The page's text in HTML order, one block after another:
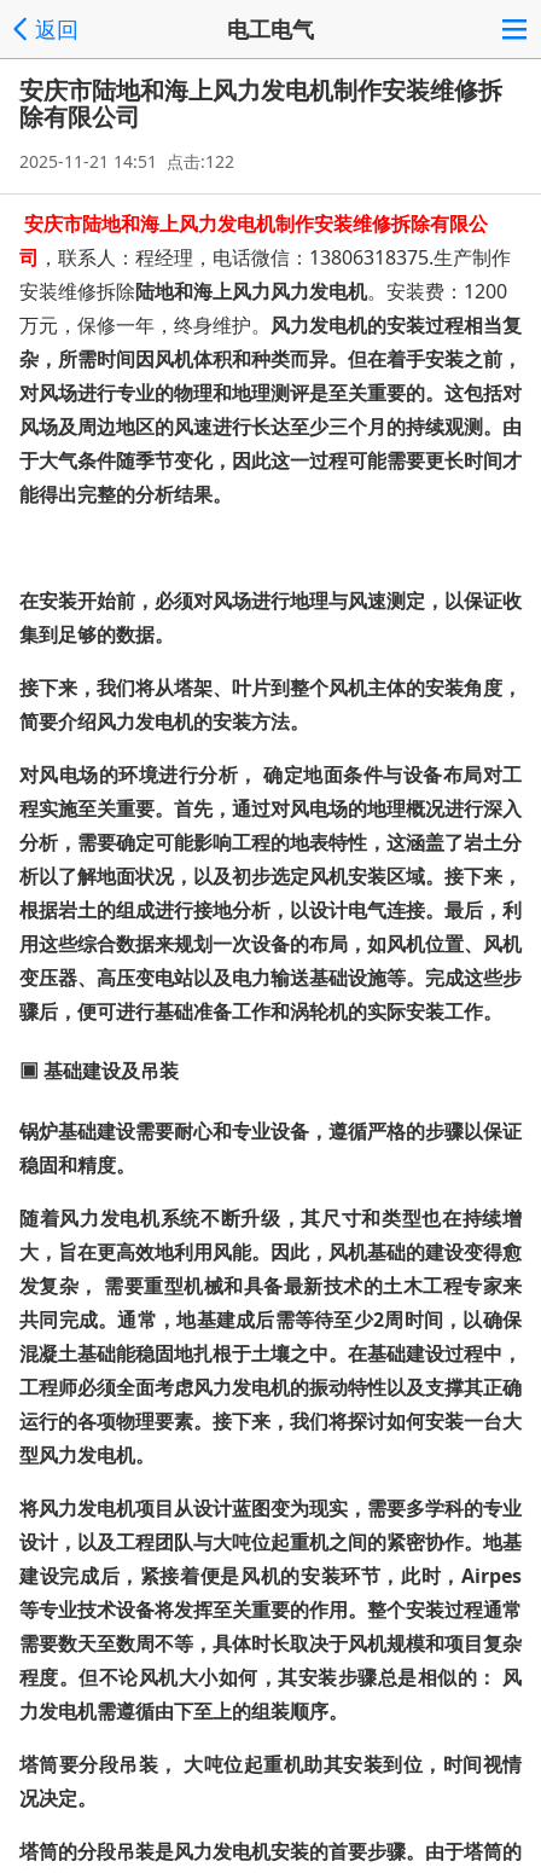
返回 电工电气
安庆市陆地和海上风力发电机制作安装维修拆
除有限公司
2025-11-21 14:51 点击:122
安庆市陆地和海上风力发电机制作安装维修拆除有限公
司 ，联系人：程经理，电话微信：13806318375.生产制作
安装维修拆除陆地和海上风力风力发电机。安装费：1200
万元，保修一年，终身维护。 风力发电机的安装过程相当复
杂，所需时间因风机体积和种类而异。但在着手安装之前，
对风场进行专业的物理和地理测评是至关重要的。这包括对
风场及周边地区的风速进行长达至少三个月的持续观测。由
于大气条件随季节变化，因此这一过程可能需要更长时间才
能得出完整的分析结果。
在安装开始前，必须对风场进行地理与风速测定，以保证收
集到足够的数据。
接下来，我们将从塔架、叶片到整个风机主体的安装角度，
简要介绍风力发电机的安装方法。
对风电场的环境进行分析， 确定地面条件与设备布局对工
程实施至关重要。首先，通过对风电场的地理概况进行深入
分析，需要确定可能影响工程的地表特性，这涵盖了岩土分
析以了解地面状况，以及初步选定风机安装区域。接下来，
根据岩土的组成进行接地分析，以设计电气连接。最后，利
用这些综合数据来规划一次设备的布局，如风机位置、风机
变压器、高压变电站以及电力输送基础设施等。完成这些步
骤后，便可进行基础准备工作和涡轮机的实际安装工作。
▣ 基础建设及吊装
锅炉基础建设需要耐心和专业设备，遵循严格的步骤以保证
稳固和精度。
随着风力发电机系统不断升级，其尺寸和类型也在持续增
大，旨在更高效地利用风能。因此，风机基础的建设变得愈
发复杂， 需要重型机械和具备最新技术的土木工程专家来
共同完成。通常，地基建成后需等待至少2周时间，以确保
混凝土基础能稳固地扎根于土壤之中。在基础建设过程中，
工程师必须全面考虑风力发电机的振动特性以及支撑其正确
运行的各项物理要素。接下来，我们将探讨如何安装一台大
型风力发电机。
将风力发电机项目从设计蓝图变为现实，需要多学科的专业
设计，以及工程团队与大吨位起重机之间的紧密协作。地基
建设完成后，紧接着便是风机的安装环节，此时，Airpes
等专业技术设备将发挥至关重要的作用。整个安装过程通常
需要数天至数周不等，具体时长取决于风机规模和项目复杂
程度。但不论风机大小如何，其安装步骤总是相似的： 风
力发电机需遵循由下至上的组装顺序。
塔筒要分段吊装， 大吨位起重机助其安装到位，时间视情
况决定。
塔筒的分段吊装是风力发电机安装的首要步骤。由于塔筒的